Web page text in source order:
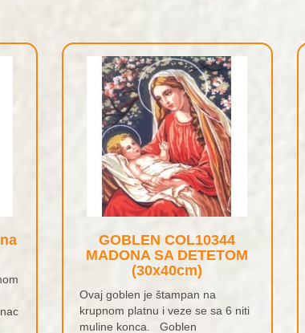
GOBLEN COL10344
MADONA SA DETETOM
(30x40cm)
Ovaj goblen je štampan na
krupnom platnu i veze se sa 6 niti
muline konca. Goblen